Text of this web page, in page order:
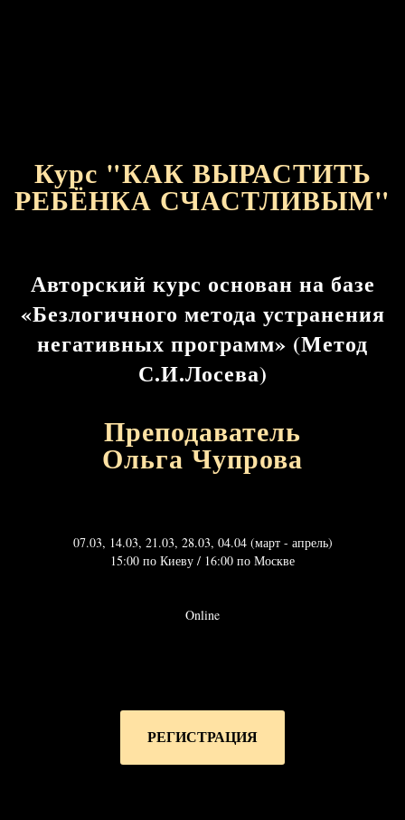
Курс "КАК ВЫРАСТИТЬ
РЕБЁНКА СЧАСТЛИВЫМ"
Авторский курс основан на базе
«Безлогичного метода устранения
негативных программ» (Метод
С.И.Лосева)
Преподаватель
Ольга Чупрова
07.03, 14.03, 21.03, 28.03, 04.04 (март - апрель)
15:00 по Киеву / 16:00 по Москве
Online
РЕГИСТРАЦИЯ